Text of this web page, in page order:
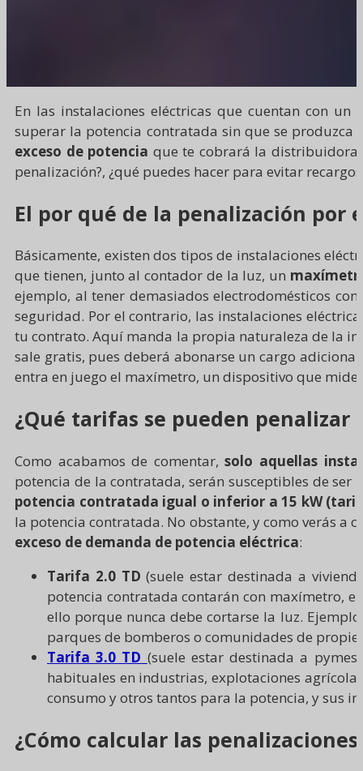
En las instalaciones eléctricas que cuentan con
superar la potencia contratada sin que se produzca
exceso de potencia que te cobrará la
penalización?, ¿qué puedes hacer para evitar
El por qué de la penalización por
Básicamente, existen dos tipos de instalaciones
que tienen, junto al contador de la luz, un
ejemplo, al tener demasiados electrodomésticos
seguridad. Por el contrario, las instalaciones
tu contrato. Aquí manda la propia naturaleza de la
sale gratis, pues deberá abonarse un cargo
entra en juego el maxímetro, un dispositivo que
¿Qué tarifas se pueden penalizar
Como acabamos de comentar,solo aquellas
potencia de la contratada, serán susceptibles de ser
potencia contratada igual o inferior a 15 kW
la potencia contratada. No obstante, y como verás a
exceso de demanda de potencia eléctrica:
Tarifa 2.0 TD(suele estar destinada a
potencia contratada contarán con maxímetro,
ello porque nunca debe cortarse la luz.
parques de bomberos o comunidades de
Tarifa 3.0 TD (suele estar destinada a
habituales en industrias, explotaciones
consumo y otros tantos para la potencia, y sus
¿Cómo calcular las